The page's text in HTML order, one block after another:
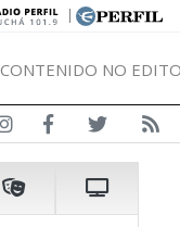
|
CONTENIDO NO